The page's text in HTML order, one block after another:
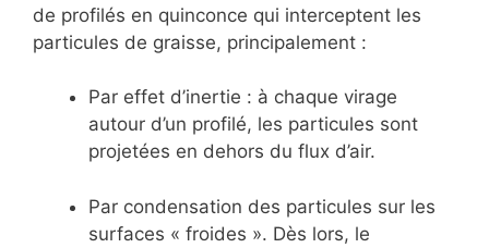
de profilés en quinconce qui interceptent les
particules de graisse, principalement :
Par effet d’inertie : à chaque virage
autour d’un profilé, les particules sont
projetées en dehors du flux d’air.
Par condensation des particules sur les
surfaces « froides ». Dès lors, le